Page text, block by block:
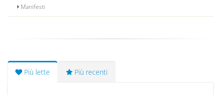
Manifesti
Più lette Più recenti